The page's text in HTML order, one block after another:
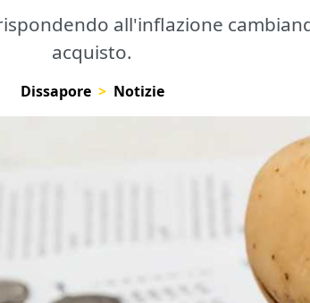
all'inflazione
acquisto.
Dissapore Notizie